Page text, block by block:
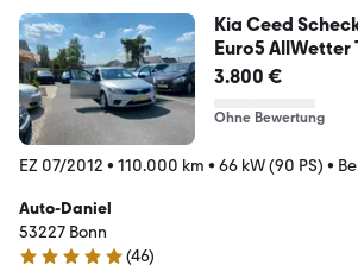
Kia Ceed
Euro5 AllWetter
3.800 €
Ohne Bewertung
EZ 07/2012 • 110.000 km • 66 kW (90 PS) •
Auto-Daniel
53227 Bonn
5 Sterne
(46)